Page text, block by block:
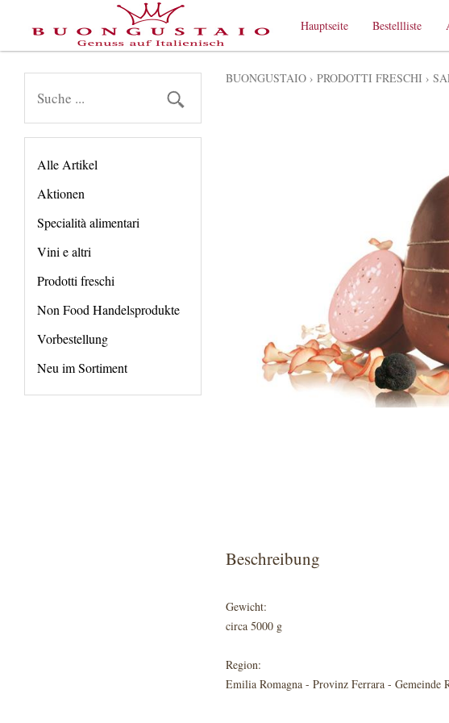
Hauptseite Bestellliste
Alle Artikel
Aktionen
Specialità alimentari
Vini e altri
Prodotti freschi
Non Food Handelsprodukte
Vorbestellung
Neu im Sortiment
BUONGUSTAIO › PRODOTTI FRESCHI ›
Beschreibung
Gewicht:
circa 5000 g
Region:
Emilia Romagna - Provinz Ferrara - Gemeinde